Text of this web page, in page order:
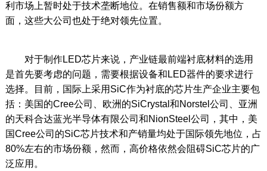
利市场上暂时处于技术垄断地位。在销售额和市场份额方
面，这些大公司也处于绝对领先位置。
对于制作LED芯片来说，产业链最前端衬底材料的选用
是首先要考虑的问题，需要根据设备和LED器件的要求进行
选择。目前，国际上采用SiC作为衬底的芯片生产企业主要包
括：美国的Cree公司、欧洲的SiCrystal和Norstel公司、亚洲
的天科合达蓝光半导体有限公司和NionSteel公司，其中，美
国Cree公司的SiC芯片技术和产销量均处于国际领先地位，占
80%左右的市场份额，然而，高价格依然会阻碍SiC芯片的广
泛应用。